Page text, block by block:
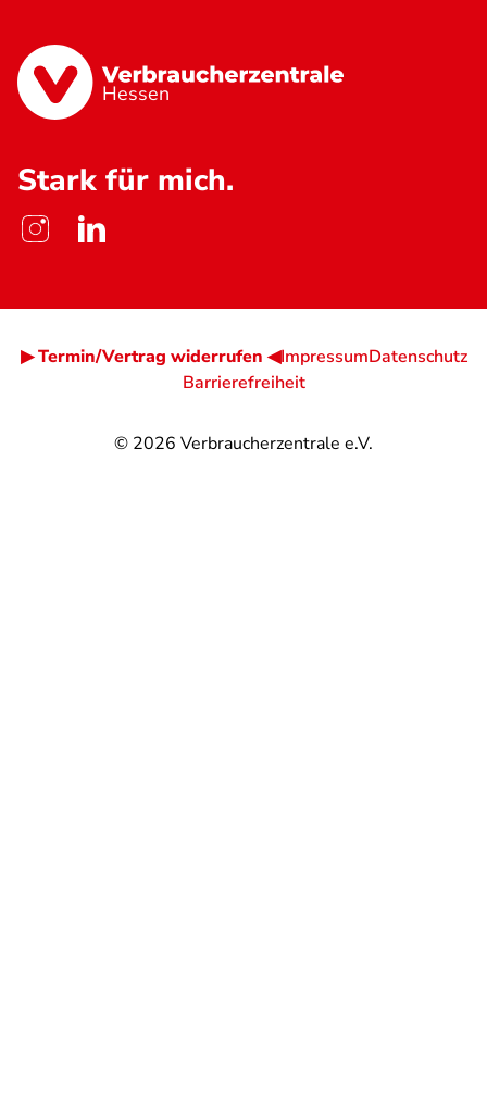
Hessen
Stark für mich.
© 2026 Verbraucherzentrale e.V.
▶ Termin/Vertrag widerrufen ◀ImpressumDatenschutz
Barrierefreiheit